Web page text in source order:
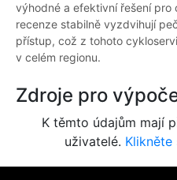
výhodné a efektivní řešení
recenze stabilně vyzdvihují
přístup, což z tohoto
v celém regionu.
Zdroje pro
K těmto údajům mají
uživatelé. Klikněte